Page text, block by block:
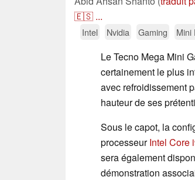
🇪🇸 ...
Intel Nvidia Gaming Mini
Le Tecno Mega Mini
certainement le plus
avec refroidissement
hauteur de ses
Sous le capot, la
processeurIntel Core
sera également
démonstration